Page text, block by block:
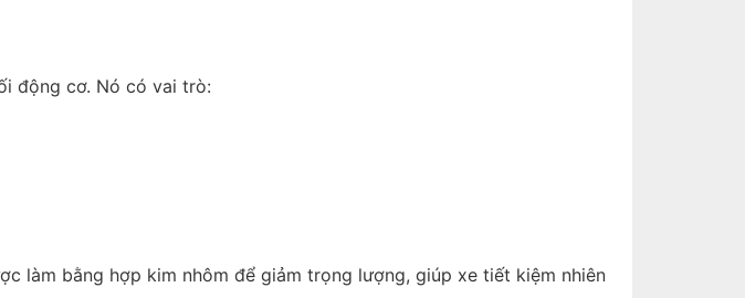
động cơ. Nó có vai trò:
làm bằng hợp kim nhôm để giảm trọng lượng, giúp xe tiết kiệm nhiên